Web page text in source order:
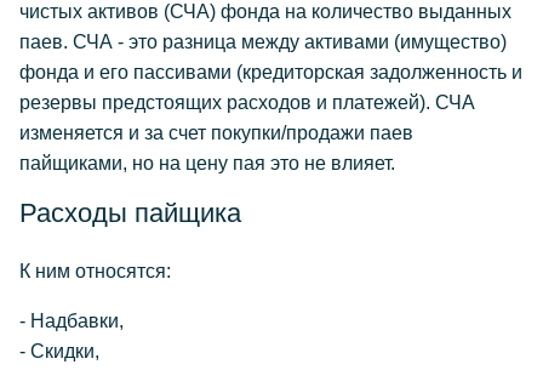
чистых активов (СЧА) фонда на количество выданных
паев. СЧА - это разница между активами (имущество)
фонда и его пассивами (кредиторская задолженность и
резервы предстоящих расходов и платежей). СЧА
изменяется и за счет покупки/продажи паев
пайщиками, но на цену пая это не влияет.
Расходы пайщика
К ним относятся:
- Надбавки,
- Скидки,